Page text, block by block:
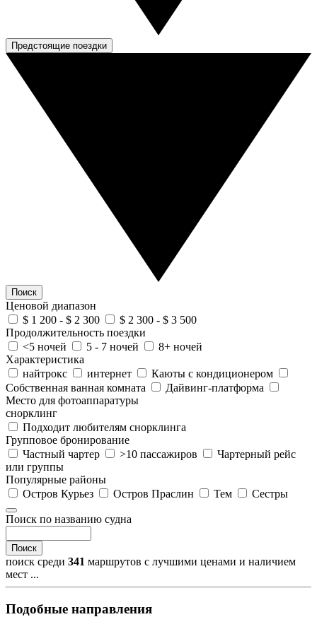
Предстоящие поездки
Поиск
Ценовой диапазон
$ 1 200 - $ 2 300
$ 2 300 - $ 3 500
Продолжительность поездки
<5 ночей
5 - 7 ночей
8+ ночей
Характеристика
найтрокс
интернет
Каюты с кондиционером
Собственная ванная комната
Дайвинг-платформа
Место для фотоаппаратуры
снорклинг
Подходит любителям снорклинга
Групповое бронирование
Частный чартер
>10 пассажиров
Чартерный рейс
или группы
Популярные районы
Остров Курьез
Остров Праслин Тем Сестры
Поиск по названию судна
Поиск
поиск среди 341 маршрутов с лучшими ценами и наличием
мест ...
Подобные направления